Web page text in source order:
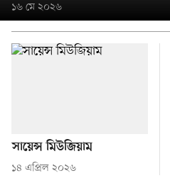
১৬ মে ২০২৬
সায়েন্স মিউজিয়াম
১৪ এপ্রিল ২০২৬